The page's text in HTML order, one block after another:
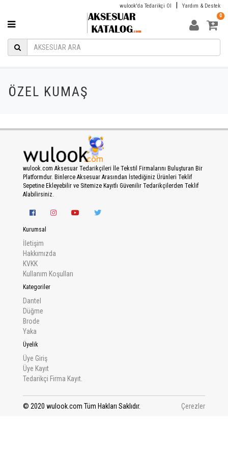
wulook'da Tedarikçi Ol Yardım & Destek
0
ÖZEL KUMAŞ
wulook.com Aksesuar Tedarikçileri İle Tekstil Firmalarını Buluşturan Bir
Platformdur. Binlerce Aksesuar Arasından İstediğiniz Ürünleri Teklif
Sepetine Ekleyebilir ve Sitemize Kayıtlı Güvenilir Tedarikçilerden Teklif
Alabilirsiniz.
Kurumsal
İletişim
Hakkımızda
KVKK
Kullanım Koşulları
Kategoriler
Dantel
Düğme
Brode
Yaka
Üyelik
Üye Giriş
Üye Kayıt
Tedarikçi Firma Kayıt.
© 2020 wulook.com Tüm Hakları Saklıdır. Çerezler